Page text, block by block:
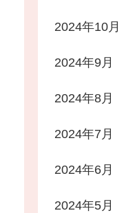
2024年10月
2024年9月
2024年8月
2024年7月
2024年6月
2024年5月